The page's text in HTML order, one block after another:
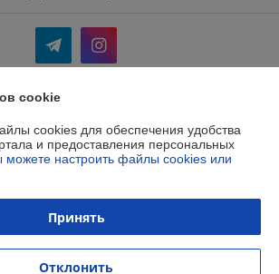
С ОГРАНИЧЕННОЙ
«ФИТНЕС ЭРА»
22В, пом. 6
ЕГР: 193351356
Мингорисполком
cookie
cookies для обеспечения удобства
и предоставления персональных
можете настроить файлы cookies или
Принять
Отклонить